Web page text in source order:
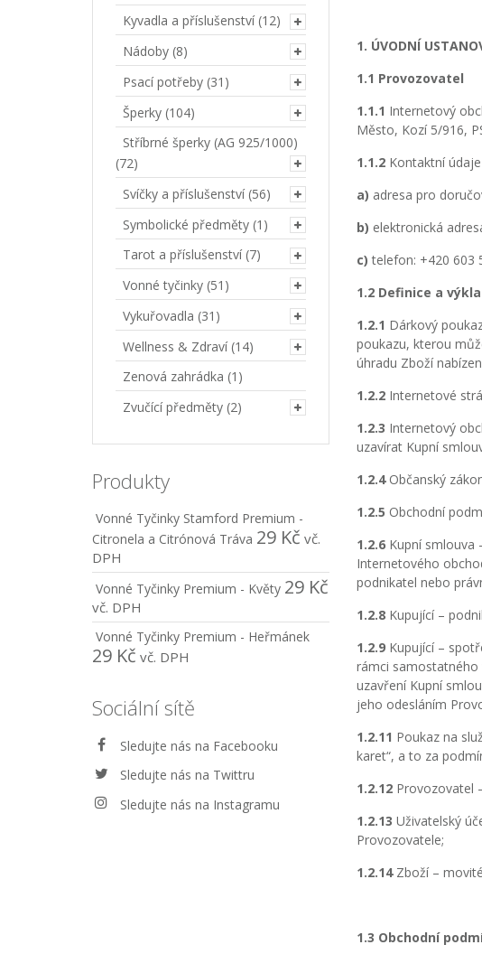
1. ÚVODNÍ
1.1 Provozovatel
1.1.1 Internetový
Město, Kozí 5/916,
1.1.2Kontaktní
a) adresa pro
b) elektronická
c) telefon: +420 603
1.2 Definice a
1.2.1 Dárkový
poukazu, kterou
úhradu Zboží
1.2.2Internetové
1.2.3 Internetový
uzavírat Kupní
1.2.4Občanský
1.2.5 Obchodní
1.2.6Kupní smlouva
Internetového
podnikatel nebo
1.2.8Kupující –
1.2.9Kupující –
rámci samostatného
uzavření Kupní
jeho odesláním
1.2.11 Poukaz na
karet“, a to za
1.2.12Provozovatel
1.2.13 Uživatelský
Provozovatele;
1.2.14Zboží –
1.3 Obchodní
Kyvadla a příslušenství (12)
Nádoby (8)
Psací potřeby (31)
Šperky (104)
Stříbrné šperky (AG 925/1000)
(72)
Svíčky a příslušenství (56)
Symbolické předměty (1)
Tarot a příslušenství (7)
Vonné tyčinky (51)
Vykuřovadla (31)
Wellness & Zdraví (14)
Zenová zahrádka (1)
Zvučící předměty (2)
Produkty
Vonné Tyčinky Stamford Premium -
Citronela a Citrónová Tráva 29 Kč vč.
DPH
Vonné Tyčinky Premium - Květy 29 Kč
vč. DPH
Vonné Tyčinky Premium - Heřmánek
29 Kč vč. DPH
Sociální sítě
Sledujte nás na Facebooku
Sledujte nás na Twittru
Sledujte nás na Instagramu